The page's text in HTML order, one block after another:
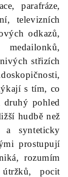
parafráze,
televizních
odkazů,
střizích
s tím, co
druhý pohled
hudbě než
a synteticky
prostupují
rozumím
pocit